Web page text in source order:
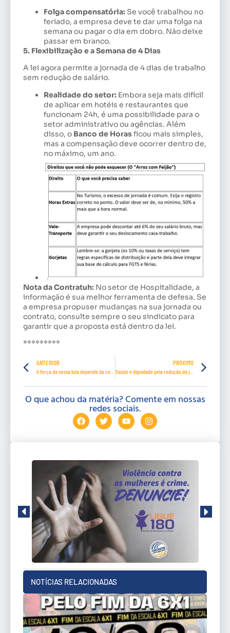
Folga compensatória: Se você trabalhou no
feriado, a empresa deve te dar uma folga na
semana ou pagar o dia em dobro. Não deixe
passar em branco.
5. Flexibilização e a Semana de 4 Dias
A lei agora permite a jornada de 4 dias de trabalho
sem redução de salário.
Realidade do setor: Embora seja mais difícil
de aplicar em hotéis e restaurantes que
funcionam 24h, é uma possibilidade para o
setor administrativo ou agências. Além
disso, o Banco de Horasficou mais simples,
mas a compensação deve ocorrer dentro de,
no máximo, um ano.
Nota da Contratuh: No setor de Hospitalidade, a
informação é sua melhor ferramenta de defesa. Se
a empresa propuser mudanças na sua jornada ou
contrato, consulte sempre o seu sindicato para
garantir que a proposta está dentro da lei.
*********
ANTERIOR PRÓXIMO
Saúde e dignidade pela redução da jornada de trabalho no Brasil
O que achou da matéria? Comente em nossas
redes sociais.
NOTÍCIAS RELACIONADAS